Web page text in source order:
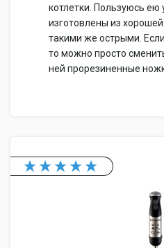
котлетки. Пользуюсь
изготовлены из
такими же острыми.
то можно просто
ней прорезиненные